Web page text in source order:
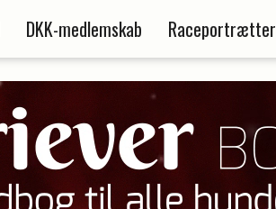
DKK-medlemskab Raceportrætter